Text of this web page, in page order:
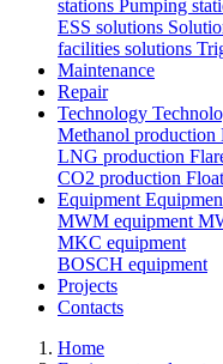
stations Pumping
ESS solutions
facilities solutions
Maintenance
Repair
Technology
Methanol production
LNG production
СО2 production
Equipment
MWM equipment
MKC equipment
BOSCH equipment
Projects
Contacts
Home